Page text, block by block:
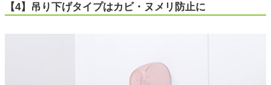
【4】吊り下げタイプはカビ・ヌメリ防止に